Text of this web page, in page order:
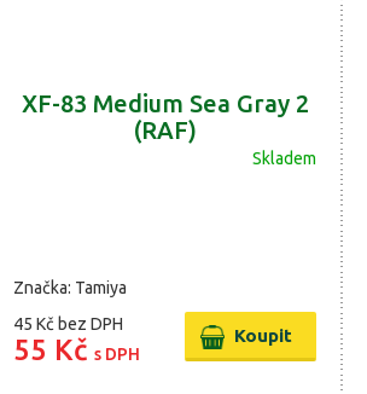
XF-83 Medium Sea Gray 2
(RAF)
Skladem
Značka: Tamiya
45 Kč bez DPH
55 Kč s DPH